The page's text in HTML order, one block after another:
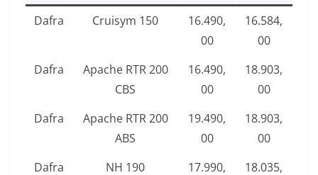
Dafra Cruisym 150
16.490,
00
16.584,
00
Dafra
Apache RTR 200
CBS
16.490,
00
18.903,
00
Dafra
Apache RTR 200
ABS
19.490,
00
18.903,
00
Dafra
NH 190
17.990,
18.035,